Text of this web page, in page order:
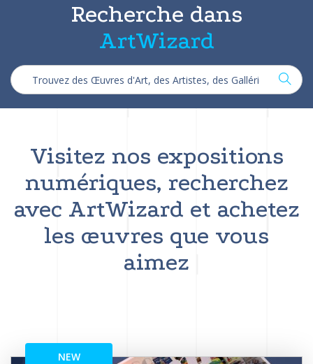
Recherche dans
ArtWizard
Visitez nos expositions
numériques, recherchez
avec ArtWizard et achetez
les œuvres que vous
aimez
NEW